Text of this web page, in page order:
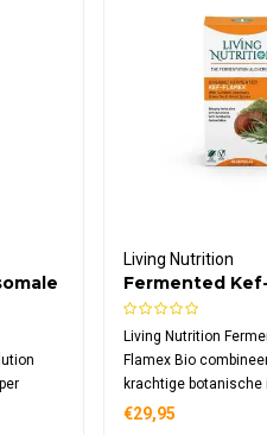
Living Nutrition
Fermented
Bio
Living Nutrition
Flamex Bio
krachtige botanische
via kefir-kombucha
€29,95